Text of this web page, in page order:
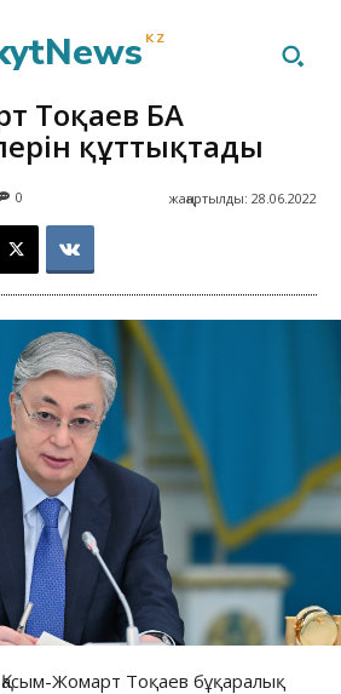
KZ
Тоқаев БАҚ
құттықтады
жаңартылды: 28.06.2022
0
Жомарт Тоқаев бұқаралық